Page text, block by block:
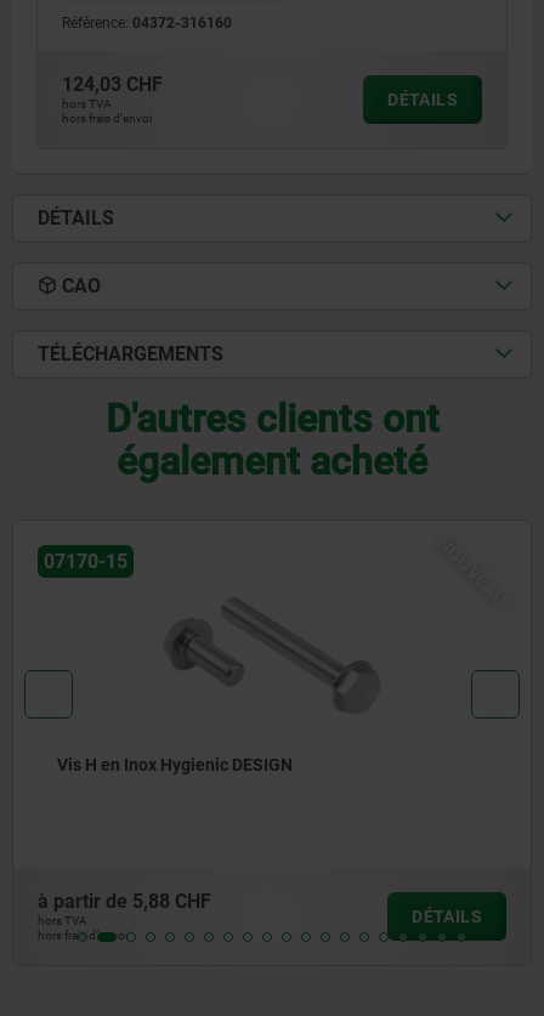
Référence: 04372-316160
124,03 CHF
hors TVA
hors frais d’envoi
DÉTAILS
DÉTAILS
CAO
TÉLÉCHARGEMENTS
D'autres clients ont
également acheté
à partir de 6,73 CHF
hors frais d’envoi